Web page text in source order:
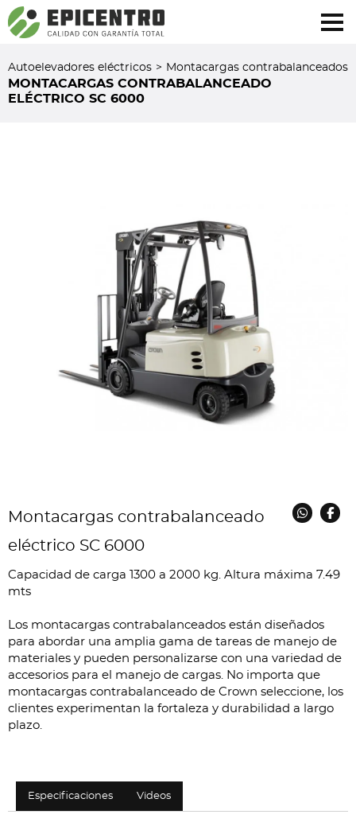
¿Olvidó su contraseña?Regístrese aquí
Autoelevadores eléctricos > Montacargas contrabalanceados
MONTACARGAS CONTRABALANCEADO
ELÉCTRICO SC 6000
Montacargas contrabalanceado
eléctrico SC 6000
Capacidad de carga 1300 a 2000 kg. Altura máxima 7.49
mts
Los montacargas contrabalanceados están diseñados
para abordar una amplia gama de tareas de manejo de
materiales y pueden personalizarse con una variedad de
accesorios para el manejo de cargas. No importa que
montacargas contrabalanceado de Crown seleccione, los
clientes experimentan la fortaleza y durabilidad a largo
plazo.
Especificaciones Videos